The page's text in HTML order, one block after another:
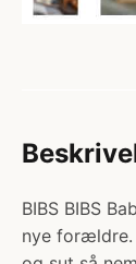
BIBS BIBS
nye forældre.